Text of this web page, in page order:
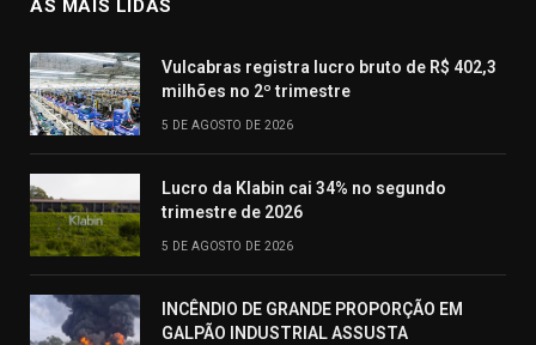
AS MAIS LIDAS
Vulcabras registra lucro bruto de R$ 402,3
milhões no 2º trimestre
5 DE AGOSTO DE 2026
Lucro da Klabin cai 34% no segundo
trimestre de 2026
5 DE AGOSTO DE 2026
INCÊNDIO DE GRANDE PROPORÇÃO EM
GALPÃO INDUSTRIAL ASSUSTA